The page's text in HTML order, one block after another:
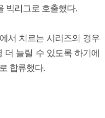
빅리그로 호출했다.
서 치르는 시리즈의 경우
더 늘릴 수 있도록 하기에
합류했다.